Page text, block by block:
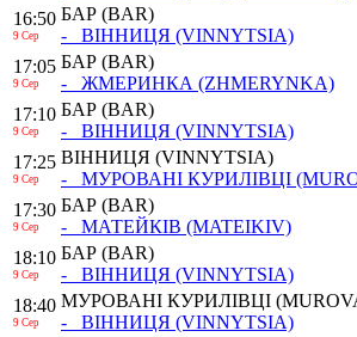
16:50
9 Сер
БАР (BAR)
- ВІННИЦЯ (VINNYTSIA)
17:05
9 Сер
БАР (BAR)
- ЖМЕРИНКА (ZHMERYNKA)
17:10
9 Сер
БАР (BAR)
- ВІННИЦЯ (VINNYTSIA)
17:25
9 Сер
ВІННИЦЯ (VINNYTSIA)
- МУРОВАНІ КУРИЛІВЦІ
17:30
9 Сер
БАР (BAR)
- МАТЕЙКІВ (MATEIKIV)
18:10
9 Сер
БАР (BAR)
- ВІННИЦЯ (VINNYTSIA)
18:40
9 Сер
МУРОВАНІ КУРИЛІВЦІ
- ВІННИЦЯ (VINNYTSIA)